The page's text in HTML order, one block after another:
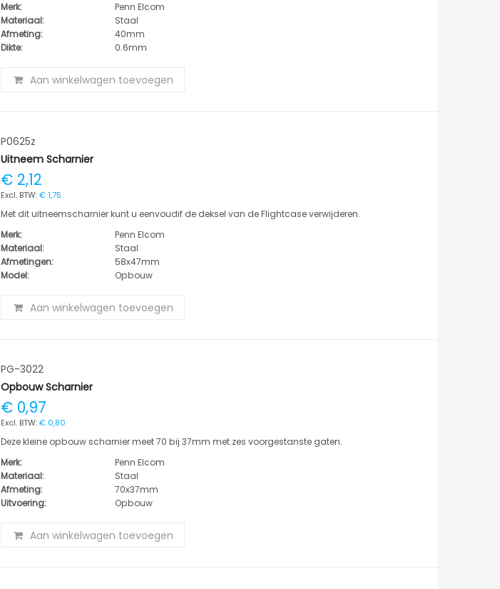
Merk:
Penn Elcom
Materiaal:
Staal
Afmeting:
40mm
Dikte:
0.6mm
Aan winkelwagen toevoegen
P0625z
Uitneem Scharnier
€ 2,12
€ 1,75
Met dit uitneemscharnier kunt u eenvoudif de deksel van de Flightcase verwijderen.
Merk:
Penn Elcom
Materiaal:
Staal
Afmetingen:
58x47mm
Model:
Opbouw
Aan winkelwagen toevoegen
PG-3022
Opbouw Scharnier
€ 0,97
€ 0,80
Deze kleine opbouw scharnier meet 70 bij 37mm met zes voorgestanste gaten.
Merk:
Penn Elcom
Materiaal:
Staal
Afmeting:
70x37mm
Uitvoering:
Opbouw
Aan winkelwagen toevoegen